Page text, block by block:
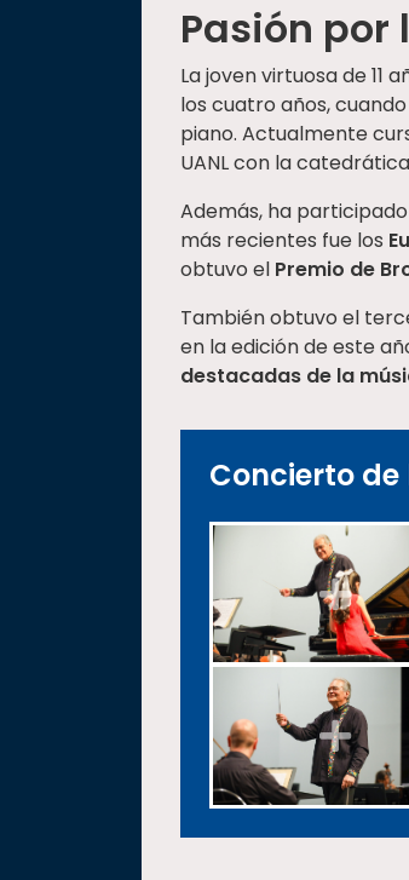
Pasión por
La joven virtuosa de 11
los cuatro años,
piano. Actualmente
UANL con la catedrática
Además, ha
más recientes fue los
obtuvo el Premio de
También obtuvo el
en la edición de este
destacadas de la
Concierto de